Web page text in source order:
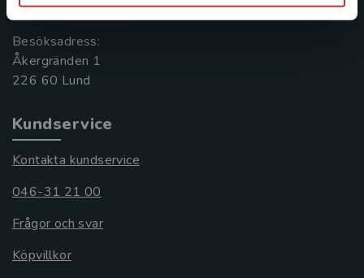
Besöksadress:
Åkergränden 1
Kundservice
Kontakta kundservice
046-31 21 00
Frågor och svar
Köpvillkor